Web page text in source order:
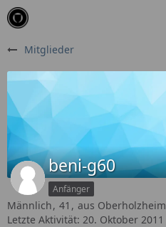
Mitglieder
beni-g60
Anfänger
Männlich 41 aus Oberholzheim
Letzte Aktivität: 20. Oktober 2011